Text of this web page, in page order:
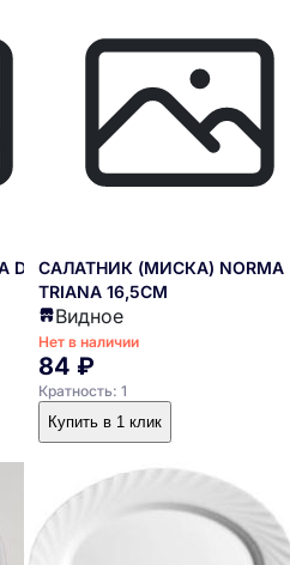
Продукция NORMA
потребностей
кухни.
дизайн, отвечающий
NORMA нашла
сферах:
Рестораны, кафе,
учреждения: Школы,
Офисы,
D12,5САЛАТНИК (МИСКА) NORMA
TRIANA 16,5СМ
Видное
Нет в наличии
84 ₽
Кратность: 1
Купить в 1 клик